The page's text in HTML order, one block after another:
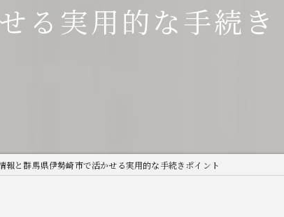
る実用的な手続き
報と群馬県伊勢崎市で活かせる実用的な手続きポイント